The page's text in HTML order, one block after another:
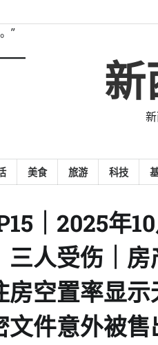
”
新
美食 旅游 科技
｜2025年
人受伤｜
空置率显
件意外被